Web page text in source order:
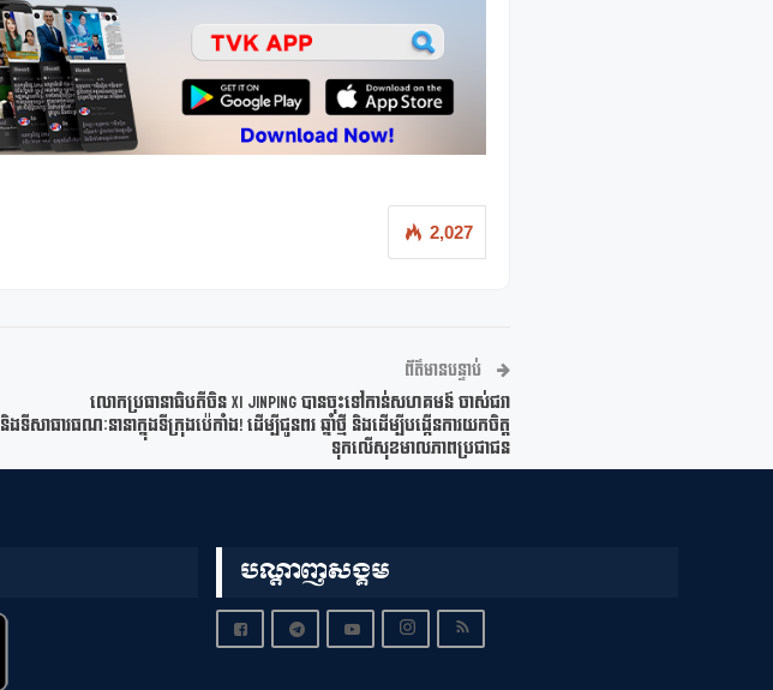
2,027
ព័ត៌មានបន្ទាប់
លោកប្រធានាធិបតីចិន Xi Jinping បានចុះទៅកាន់សហគមន៍ ចាស់ជរា
និងទីសាធារធណៈនានាក្នុងទីក្រុងប៉េកាំង! ដើម្បីជូនពរ ឆ្នាំថ្មី និងដើម្បីបង្កើនការយកចិត្ត
ទុកលើសុខមាលភាពប្រជាជន
បណ្តាញសង្គម